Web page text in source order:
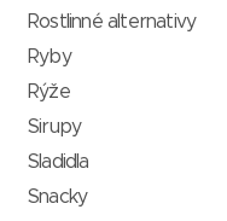
Rostlinné alternativy
Ryby
Rýže
Sirupy
Sladidla
Snacky